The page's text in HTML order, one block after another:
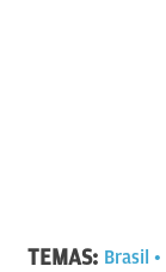
TEMAS: Brasil